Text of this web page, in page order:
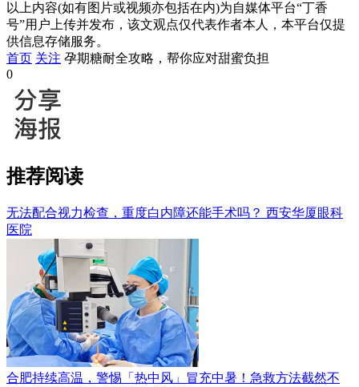
以上内容(如有图片或视频亦包括在内)为自媒体平台“丁香
号”用户上传并发布，该文观点仅代表作者本人，本平台仅提
供信息存储服务。
首页 关注 孕期糖耐全攻略，帮你应对甜蜜负担
0
推荐阅读
无法配合视力检查，重度白内障还能手术吗？ 西安华厦眼科
医院
合肥持续高温，警惕「热中风」冒充中暑！急救方法截然不